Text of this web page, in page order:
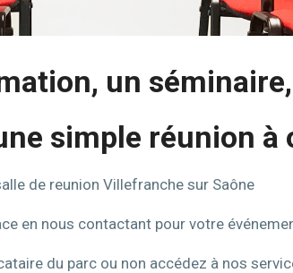
un séminaire,
simple réunion à
de reunion Villefranche sur Saône
en nous contactant pour votre
du parc ou non accédez à nos